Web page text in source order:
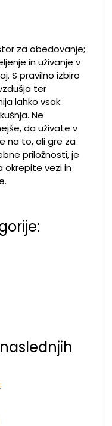
za obedovanje;
in uživanje v
S pravilno izbiro
ter
lahko vsak
Ne
da uživate v
na to, ali gre za
priložnosti, je
okrepite vezi in